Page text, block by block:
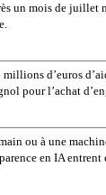
un mois de juillet
d’euros
pour l’achat
ou à une
en IA entrent